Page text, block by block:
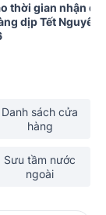
thời gian nhận
dịp Tết Nguyên
Danh sách cửa
hàng
Sưu tầm nước
ngoài